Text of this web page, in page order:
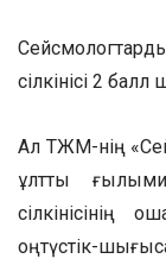
сілкінісі 2
Ал ТЖМ-нің
ұлттық
сілкінісінің
оңтүстік-